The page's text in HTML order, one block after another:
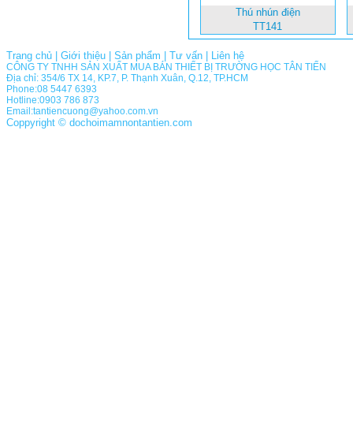
Thú nhún điện
TT141
Trang chủ Giới thiệu Sản phẩm Tư vấn Liên hệ
CÔNG TY TNHH SẢN XUẤT MUA BÁN THIẾT BỊ TRƯỜNG HỌC TÂN TIẾN
Địa chỉ: 354/6 TX 14, KP.7, P. Thạnh Xuân, Q.12, TP.HCM
Phone:08 5447 6393
Hotline:0903 786 873
Email:tantiencuong@yahoo.com.vn
Coppyright © dochoimamnontantien.com